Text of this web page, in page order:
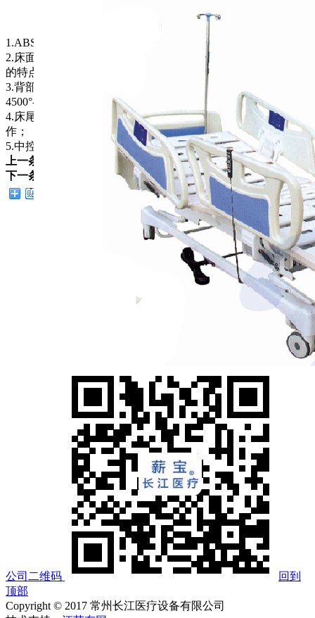
1.ABS床头床尾、分段式ABS护栏；
2.床面采冲孔钢板，两侧ABS保护套，具有透气，防床垫移位
的特点；
3.背部起折角度0-80°±5°，腿部0-45°±5°，整体升降
4500°-800°；
4.床尾主控键锁定，调控整床各件角度，护栏，方便患者操
作；
5.中控刹车，灵活方便。
上一条：
CJHDSM-310二功能电动床
下一条：
CJA-2 三功能电动床
公司二维码
回到
顶部
Copyright © 2017 常州长江医疗设备有限公司